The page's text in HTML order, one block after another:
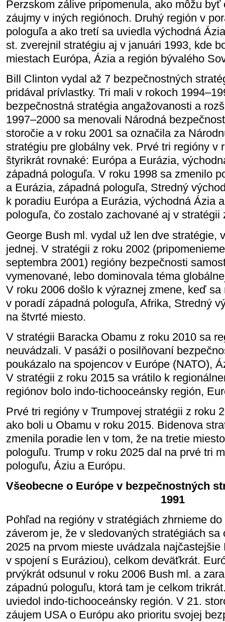
Perzskom zálive pripomenula, ako môžu byť
záujmy v iných regiónoch. Druhý región v
pologuľa a ako tretí sa uviedla východná
st. zverejnil stratégiu aj v januári 1993, kde
miestach Európa, Ázia a región bývalého
Bill Clinton vydal až 7 bezpečnostných
pridával prívlastky. Tri mali v rokoch
bezpečnostná stratégia angažovanosti a
1997–2000 sa menovali Národná
storočie a v roku 2001 sa označila za
stratégiu pre globálny vek. Prvé tri regióny v
štyrikrát rovnaké: Európa a Eurázia,
západná pologuľa. V roku 1998 sa zmenilo
a Eurázia, západná pologuľa, Stredný
k poradiu Európa a Eurázia, východná Ázia
pologuľa, čo zostalo zachované aj v stratégii
George Bush ml. vydal už len dve stratégie,
jednej. V stratégii z roku 2002
septembra 2001) regióny bezpečnosti
vymenované, lebo dominovala téma
V roku 2006 došlo k výraznej zmene, keď
v poradí západná pologuľa, Afrika, Stredný
na štvrté miesto.
V stratégii Baracka Obamu z roku 2010 sa
neuvádzali. V pasáži o posilňovaní
poukázalo na spojencov v Európe (NATO),
V stratégii z roku 2015 sa vrátilo k
regiónov bolo indo-tichooceánsky región,
Prvé tri regióny v Trumpovej stratégii z roku
ako boli u Obamu v roku 2015. Bidenova
zmenila poradie len v tom, že na tretie
pologuľu. Trump v roku 2025 dal na prvé tri
pologuľu, Áziu a Európu.
Všeobecne o Európe v bezpečnostných
1991
Pohľad na regióny v stratégiách zhrnieme
záverom je, že v sledovaných stratégiách sa
2025 na prvom mieste uvádzala najčastejšie
v spojení s Euráziou), celkom deväťkrát.
prvýkrát odsunul v roku 2006 Bush ml. a
západnú pologuľu, ktorá tam je celkom
uviedol indo-tichooceánsky región. V 21.
záujem USA o Európu ako prioritu svojej